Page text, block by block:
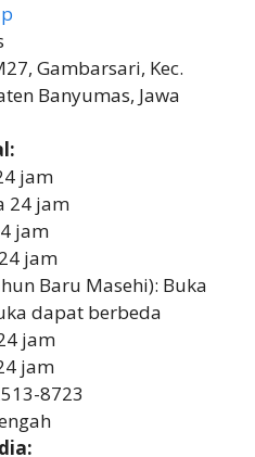
Gambarsari, Kec.
Banyumas, Jawa
jam
24 jam
jam
jam
Baru Masehi): Buka
dapat berbeda
jam
jam
8723